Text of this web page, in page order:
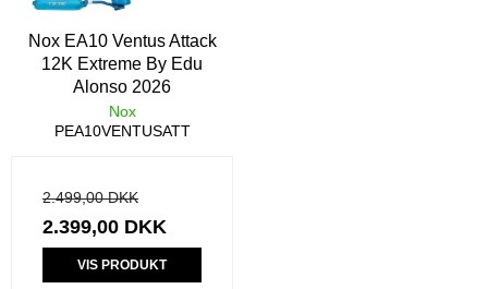
Nox EA10 Ventus Attack
12K Extreme By Edu
Alonso 2026
Nox
PEA10VENTUSATT
2.499,00 DKK
2.399,00 DKK
VIS PRODUKT